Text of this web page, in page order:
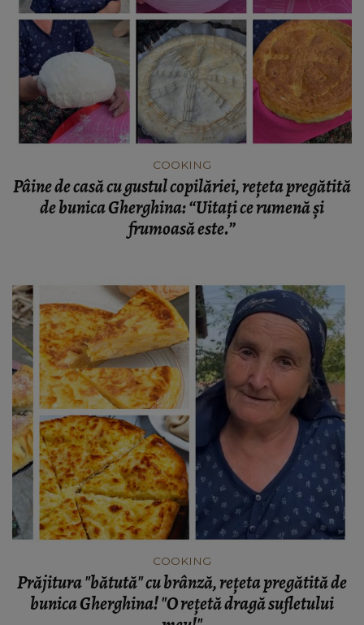
COOKING
Pâine de casă cu gustul copilăriei, rețeta pregătită
de bunica Gherghina: “Uitați ce rumenă și
frumoasă este.”
COOKING
Prăjitura "bătută" cu brânză, rețeta pregătită de
bunica Gherghina! "O rețetă dragă sufletului